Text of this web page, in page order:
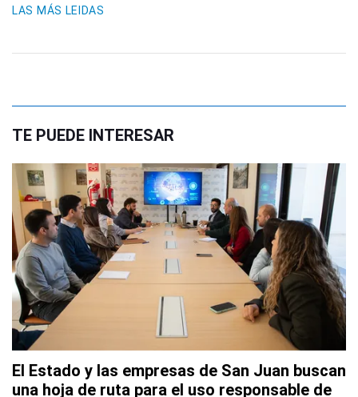
LAS MÁS LEIDAS
TE PUEDE INTERESAR
El Estado y las empresas de San Juan buscan
una hoja de ruta para el uso responsable de